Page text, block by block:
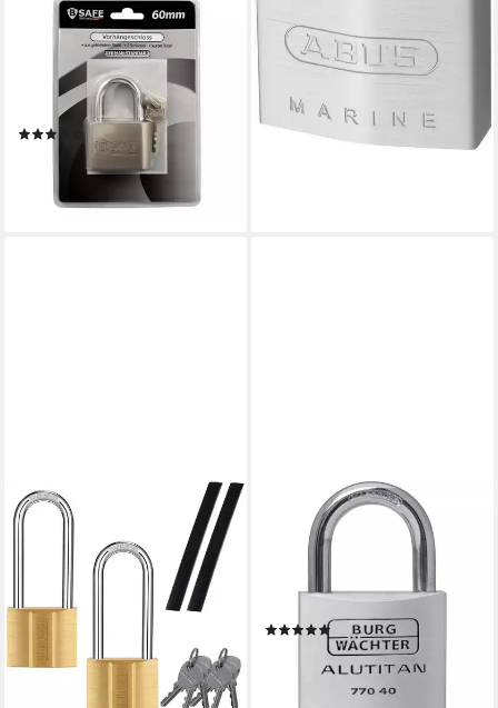
B-SAFE
Vorhängeschloss
Vorhängeschloss Schloss
Hängeschloss - Hochwertiges
Schloss, (4-tlg)
(2)
UVP 29,99 €
lieferbar - in 4-5 Werktagen bei dir
BURG WÄCHTER
Vorhängeschloss Burg
Wächter 36061
Vorhängeschloss 40.00 mm
ab 8,45 €
lieferbar - in 2-3 Werktagen bei dir